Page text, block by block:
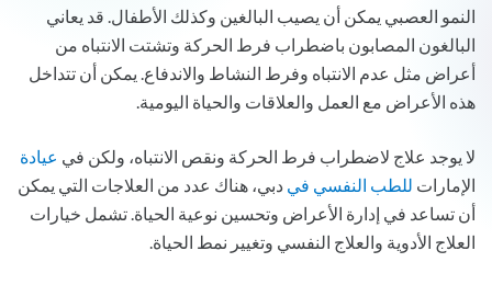
النمو العصبي يمكن أن يصيب البالغين وكذلك الأطفال. قد يعاني
البالغون المصابون باضطراب فرط الحركة وتشتت الانتباه من
أعراض مثل عدم الانتباه وفرط النشاط والاندفاع. يمكن أن تتداخل
هذه الأعراض مع العمل والعلاقات والحياة اليومية.
لا يوجد علاج لاضطراب فرط الحركة ونقص الانتباه، ولكن في عيادة
الإمارات للطب النفسي في دبي، هناك عدد من العلاجات التي يمكن
أن تساعد في إدارة الأعراض وتحسين نوعية الحياة. تشمل خيارات
العلاج الأدوية والعلاج النفسي وتغيير نمط الحياة.